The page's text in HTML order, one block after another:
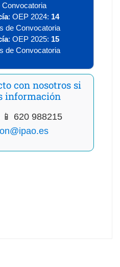
Convocatoria
: OEP 2024: 14
de Convocatoria
: OEP 2025: 15
de Convocatoria
con nosotros si
información
620 988215